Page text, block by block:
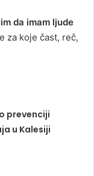
da imam ljude
za koje čast, reč,
prevenciji
u Kalesiji